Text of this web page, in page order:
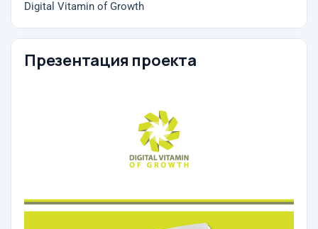
Digital Vitamin of Growth
Презентация проекта